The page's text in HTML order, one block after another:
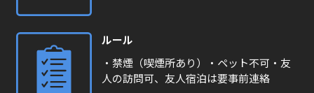
ルール
・禁煙（喫煙所あり）・ペット不可・友
人の訪問可、友人宿泊は要事前連絡